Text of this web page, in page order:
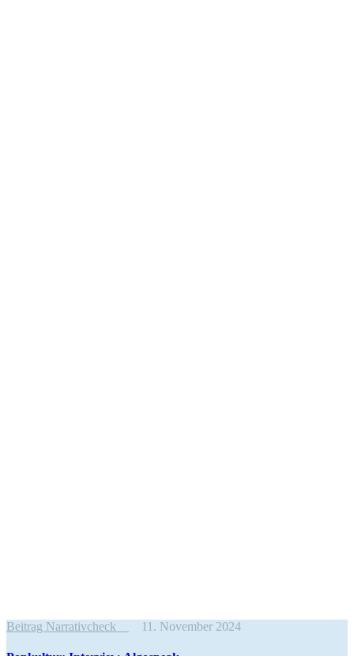
Beitrag Narrativcheck 11. November 2024